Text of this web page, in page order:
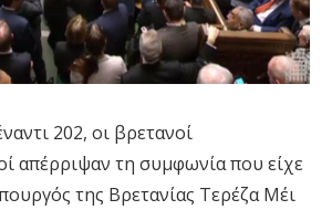
202, οι βρετανοί
απέρριψαν τη συμφωνία που είχε
της Βρετανίας Τερέζα Μέι